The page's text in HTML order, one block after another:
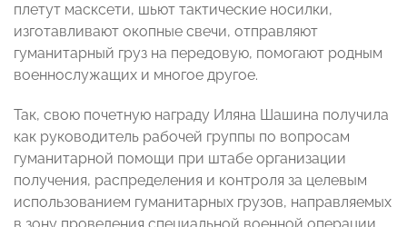
плетут масксети, шьют тактические носилки,
изготавливают окопные свечи, отправляют
гуманитарный груз на передовую, помогают родным
военнослужащих и многое другое.
Так, свою почетную награду Иляна Шашина получила
как руководитель рабочей группы по вопросам
гуманитарной помощи при штабе организации
получения, распределения и контроля за целевым
использованием гуманитарных грузов, направляемых